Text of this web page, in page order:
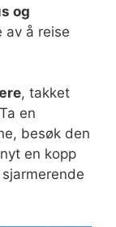
og
av å reise
, takket
en
besøk den
en kopp